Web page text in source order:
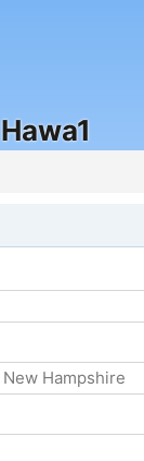
Hawa1
New Hampshire